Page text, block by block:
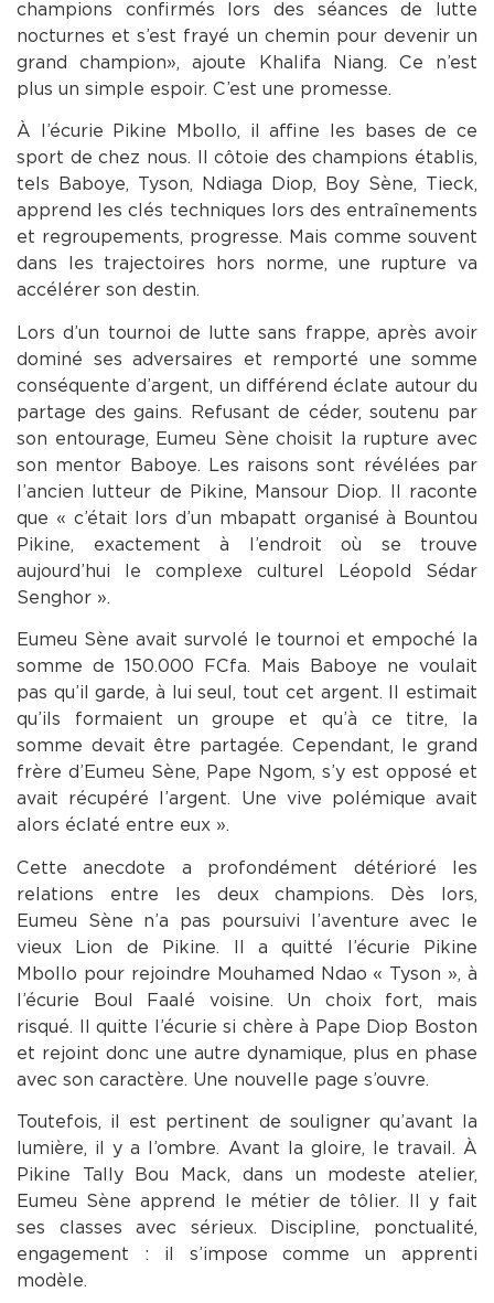
champions confirmés lors des séances de lutte
nocturnes et s’est frayé un chemin pour devenir un
grand champion», ajoute Khalifa Niang. Ce n’est
plus un simple espoir. C’est une promesse.
À l’écurie Pikine Mbollo, il affine les bases de ce
sport de chez nous. Il côtoie des champions établis,
tels Baboye, Tyson, Ndiaga Diop, Boy Sène, Tieck,
apprend les clés techniques lors des entraînements
et regroupements, progresse. Mais comme souvent
dans les trajectoires hors norme, une rupture va
accélérer son destin.
Lors d’un tournoi de lutte sans frappe, après avoir
dominé ses adversaires et remporté une somme
conséquente d’argent, un différend éclate autour du
partage des gains. Refusant de céder, soutenu par
son entourage, Eumeu Sène choisit la rupture avec
son mentor Baboye. Les raisons sont révélées par
l’ancien lutteur de Pikine, Mansour Diop. Il raconte
que « c’était lors d’un mbapatt organisé à Bountou
Pikine, exactement à l’endroit où se trouve
aujourd’hui le complexe culturel Léopold Sédar
Senghor ».
Eumeu Sène avait survolé le tournoi et empoché la
somme de 150.000 FCfa. Mais Baboye ne voulait
pas qu’il garde, à lui seul, tout cet argent. Il estimait
qu’ils formaient un groupe et qu’à ce titre, la
somme devait être partagée. Cependant, le grand
frère d’Eumeu Sène, Pape Ngom, s’y est opposé et
avait récupéré l’argent. Une vive polémique avait
alors éclaté entre eux ».
Cette anecdote a profondément détérioré les
relations entre les deux champions. Dès lors,
Eumeu Sène n’a pas poursuivi l’aventure avec le
vieux Lion de Pikine. Il a quitté l’écurie Pikine
Mbollo pour rejoindre Mouhamed Ndao « Tyson », à
l’écurie Boul Faalé voisine. Un choix fort, mais
risqué. Il quitte l’écurie si chère à Pape Diop Boston
et rejoint donc une autre dynamique, plus en phase
avec son caractère. Une nouvelle page s’ouvre.
Toutefois, il est pertinent de souligner qu’avant la
lumière, il y a l’ombre. Avant la gloire, le travail. À
Pikine Tally Bou Mack, dans un modeste atelier,
Eumeu Sène apprend le métier de tôlier. Il y fait
ses classes avec sérieux. Discipline, ponctualité,
engagement : il s’impose comme un apprenti
modèle.